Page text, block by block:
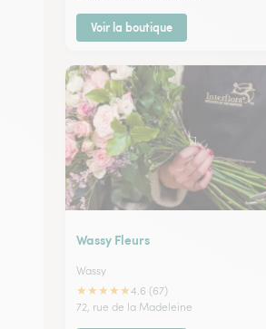
Voir la boutique
Wassy Fleurs
Wassy
★★★★★4.6 (67)
72, rue de la Madeleine